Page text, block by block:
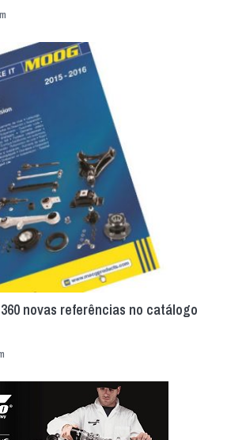
novas referências no catálogo